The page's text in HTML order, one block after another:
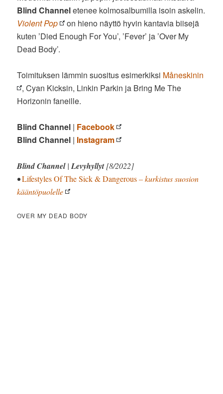
Blind Channeletenee kolmosalbumilla isoin askelin.
Violent Pop
on hieno näyttö hyvin kantavia biisejä
kuten ’Died Enough For You’, ’Fever’ ja ’Over My
Dead Body’.
Toimituksen lämmin suositus esimerkiksi Måneskinin
, Cyan Kicksin, Linkin Parkin ja Bring Me The
Horizonin faneille.
Blind Channel | Facebook
Blind Channel | Instagram
Blind Channel|Levyhyllyt[8/2022]
•Lifestyles Of The Sick & Dangerous– kurkistus suosion
kääntöpuolelle
OVER MY DEAD BODY